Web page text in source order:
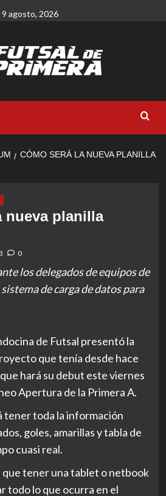
9 agosto, 2026
CÓMO SERÁ LA NUEVA PLANILLA
nueva planilla
0
los delegados de equipos de
de carga de datos para
de Futsal presentó la
que tenía desde hace
hará su debut este viernes
Apertura de la Primera A.
tener toda la información
goles, amarillas y tabla de
cuasi real.
que tener una tablet o netbook
todo lo que ocurra en el